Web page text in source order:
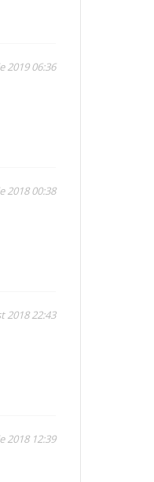
2019 06:36
2018 00:38
2018 22:43
2018 12:39